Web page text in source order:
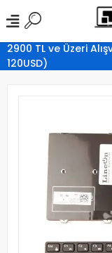
2900 TL ve Üzeri
120USD)